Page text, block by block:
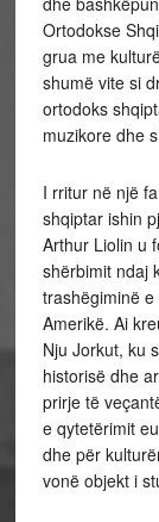
Ortodokse
grua me
shumë vite si
ortodoks
muzikore dhe
I rritur në një
shqiptar ishin
Arthur Liolin u
shërbimit ndaj
trashëgiminë
Amerikë. Ai
Nju Jorkut, ku
historisë dhe
prirje të
e qytetërimit
dhe për
vonë objekt i